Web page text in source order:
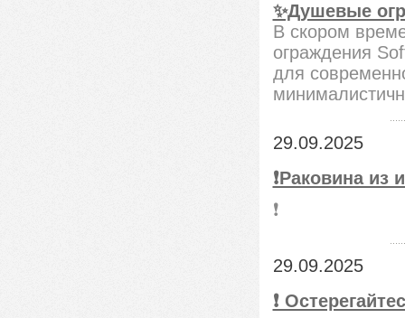
✨Душевые
В скором
ограждения
для
29.09.2025
❗️Раковина
❗️
29.09.2025
❗️